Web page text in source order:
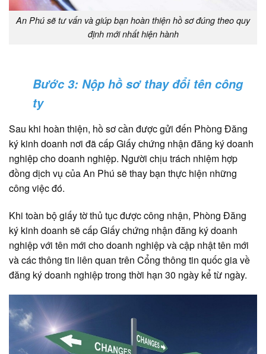
An Phú sẽ tư vấn và giúp bạn hoàn thiện hồ sơ đúng theo quy
định mới nhất hiện hành
Bước 3: Nộp hồ sơ thay đổi tên công
ty
Sau khi hoàn thiện, hồ sơ cần được gửi đến Phòng Đăng
ký kinh doanh nơi đã cấp Giấy chứng nhận đăng ký doanh
nghiệp cho doanh nghiệp. Người chịu trách nhiệm hợp
đồng dịch vụ của An Phú sẽ thay bạn thực hiện những
công việc đó.
Khi toàn bộ giấy tờ thủ tục được công nhận, Phòng Đăng
ký kinh doanh sẽ cấp Giấy chứng nhận đăng ký doanh
nghiệp với tên mới cho doanh nghiệp và cập nhật tên mới
và các thông tin liên quan trên Cổng thông tin quốc gia về
đăng ký doanh nghiệp trong thời hạn 30 ngày kể từ ngày.